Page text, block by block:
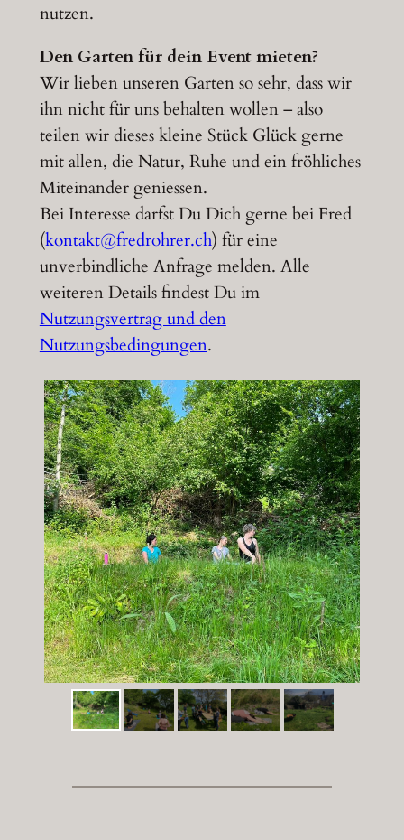
nutzen.
Den Garten für dein Event mieten?
Wir lieben unseren Garten so sehr, dass wir
ihn nicht für uns behalten wollen – also
teilen wir dieses kleine Stück Glück gerne
mit allen, die Natur, Ruhe und ein fröhliches
Miteinander geniessen.
Bei Interesse darfst Du Dich gerne bei Fred
(kontakt@fredrohrer.ch) für eine
unverbindliche Anfrage melden. Alle
weiteren Details findest Du im
Nutzungsvertrag und den
Nutzungsbedingungen.